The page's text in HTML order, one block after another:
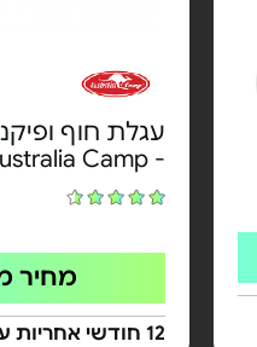
עגלת חוף
- Australia Camp
מחיר
12 חודשי אחריות ע"י שזר